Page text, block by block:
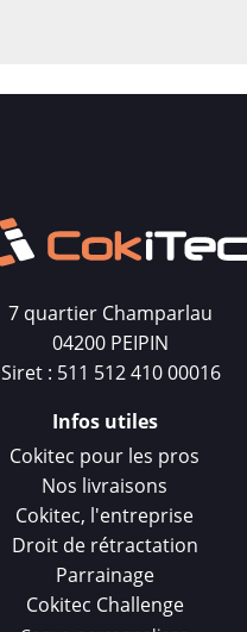
7 quartier Champarlau
04200 PEIPIN
Siret : 511 512 410 00016
Infos utiles
Cokitec pour les pros
Nos livraisons
Cokitec, l'entreprise
Droit de rétractation
Parrainage
Cokitec Challenge